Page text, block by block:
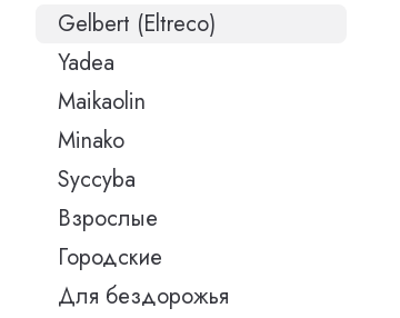
Gelbert (Eltreco)
Yadea
Maikaolin
Minako
Syccyba
Взрослые
Городские
Для бездорожья